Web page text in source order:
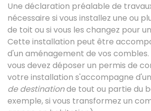
Une déclaration préalable de
nécessaire si vous installez une ou
de toit ou si vous les changez pour
Cette installation peut être
d'un aménagement de vos combles.
vous devez déposer un permis de
votre installation s'accompagne d'un
de destinationde tout ou partie du
exemple, si vous transformez un